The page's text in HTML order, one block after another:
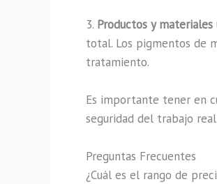
3. Productos y
total. Los pigmentos de
tratamiento.
Es importante tener en
seguridad del trabajo
Preguntas Frecuentes
¿Cuál es el rango de